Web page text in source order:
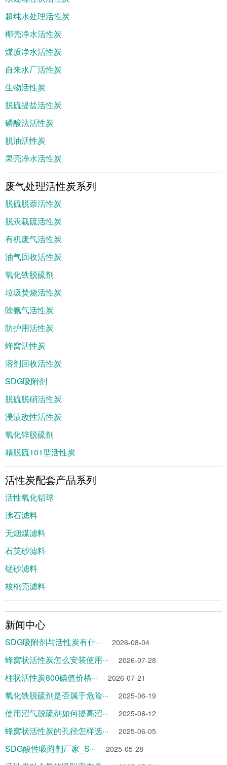
超纯水处理活性炭
椰壳净水活性炭
煤质净水活性炭
自来水厂活性炭
生物活性炭
脱硫提盐活性炭
磷酸法活性炭
脱油活性炭
果壳净水活性炭
废气处理活性炭系列
脱硫脱萘活性炭
脱汞载硫活性炭
有机废气活性炭
油气回收活性炭
氧化铁脱硫剂
垃圾焚烧活性炭
除氨气活性炭
防护用活性炭
蜂窝活性炭
溶剂回收活性炭
SDG吸附剂
脱硫脱硝活性炭
浸渍改性活性炭
氧化锌脱硫剂
精脱硫101型活性炭
活性炭配套产品系列
活性氧化铝球
沸石滤料
无烟煤滤料
石英砂滤料
锰砂滤料
核桃壳滤料
新闻中心
SDG吸附剂与活性炭有什··· 2026-08-04
蜂窝状活性炭怎么安装使用··· 2026-07-28
柱状活性炭800碘值价格··· 2026-07-21
氧化铁脱硫剂是否属于危险··· 2025-06-19
使用沼气脱硫剂如何提高沼··· 2025-06-12
蜂窝状活性炭的孔径怎样选··· 2025-06-05
SDG酸性吸附剂厂家_S··· 2025-05-28